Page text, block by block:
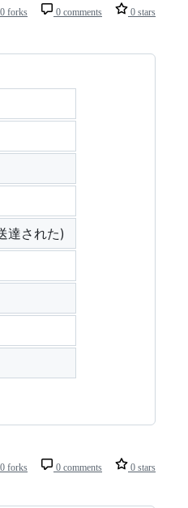
0 forks 0 comments 0 stars
達された)
0 forks 0 comments 0 stars